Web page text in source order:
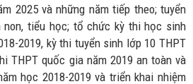
2025 và những năm tiếp theo; tuyển
non, tiểu học; tổ chức kỳ thi học sinh
2019, kỳ thi tuyển sinh lớp 10 THPT
THPT quốc gia năm 2019 an toàn và
học 2018-2019 và triển khai nhiệm